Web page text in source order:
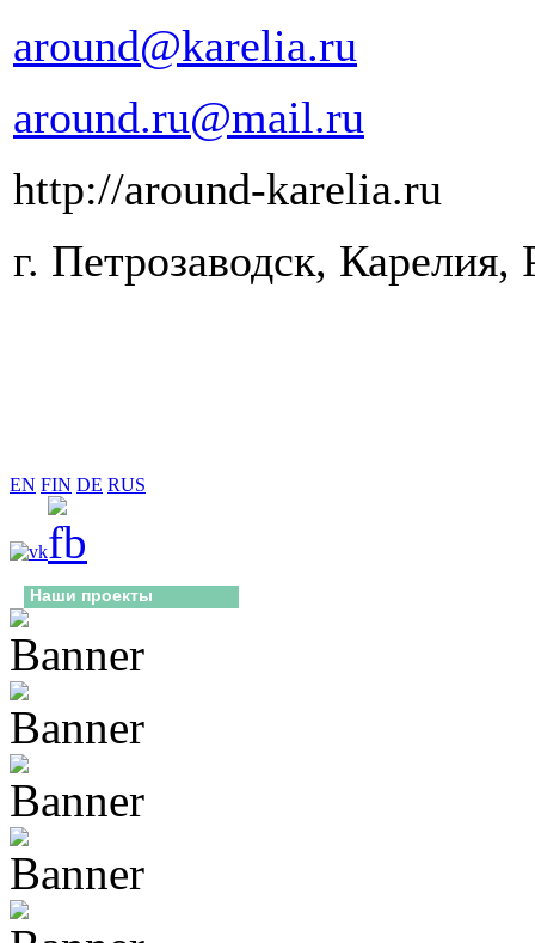
around@karelia.ru
around.ru@mail.ru
http://around-karelia.ru
г. Петрозаводск, Карелия,
EN FIN DE RUS
Наши проекты